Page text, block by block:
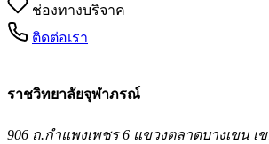
ช่องทางบริจาค
ติดต่อเรา
ราชวิทยาลัยจุฬาภรณ์
906 ถ.กำแพงเพชร 6 แขวงตลาดบางเขน เ